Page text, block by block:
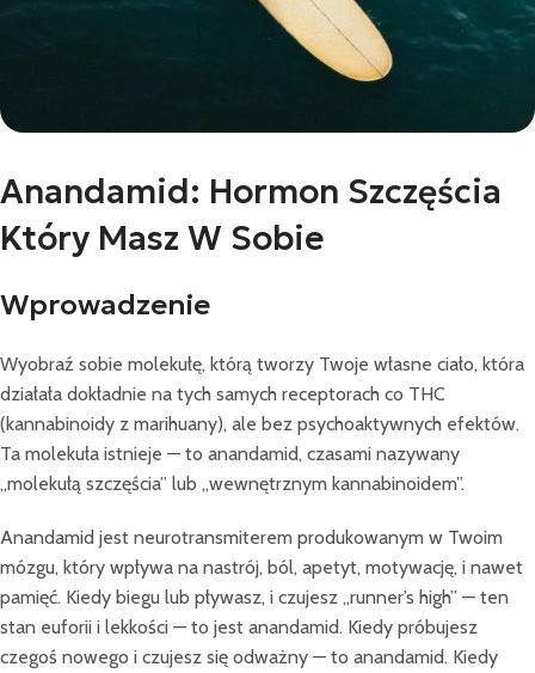
Anandamid: Hormon Szczęścia
Który Masz W Sobie
Wprowadzenie
Wyobraź sobie molekułę, którą tworzy Twoje własne ciało, która
działała dokładnie na tych samych receptorach co THC
(kannabinoidy z marihuany), ale bez psychoaktywnych efektów.
Ta molekuła istnieje — to anandamid, czasami nazywany
„molekułą szczęścia” lub „wewnętrznym kannabinoidem”.
Anandamid jest neurotransmiterem produkowanym w Twoim
mózgu, który wpływa na nastrój, ból, apetyt, motywację, i nawet
pamięć. Kiedy biegu lub pływasz, i czujesz „runner’s high” — ten
stan euforii i lekkości — to jest anandamid. Kiedy próbujesz
czegoś nowego i czujesz się odważny — to anandamid. Kiedy